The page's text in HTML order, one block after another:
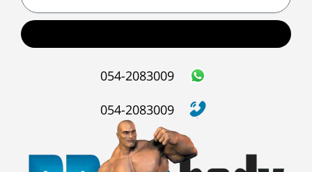
054-2083009
054-2083009